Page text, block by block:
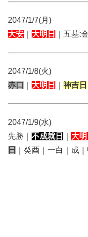
2047/1/7(月)
大安
大明日 ｜五墓:
2047/1/8(火)
赤口
大明日 神吉日
2047/1/9(水)
先勝｜ 不成就日 大明
日
｜癸酉｜一白｜成